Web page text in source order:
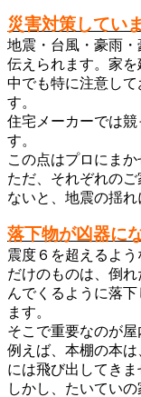
災害対策してい
地震・台風・豪雨
伝えられます。家を
中でも特に注意し
す。
住宅メーカーでは
す。
この点はプロにまか
ただ、それぞれの
ないと、地震の揺れ
落下物が凶器に
震度６を超えるよ
だけのものは、倒
んでくるように落
ます。
そこで重要なのが屋
例えば、本棚の本
には飛び出してきま
しかし、たいてい